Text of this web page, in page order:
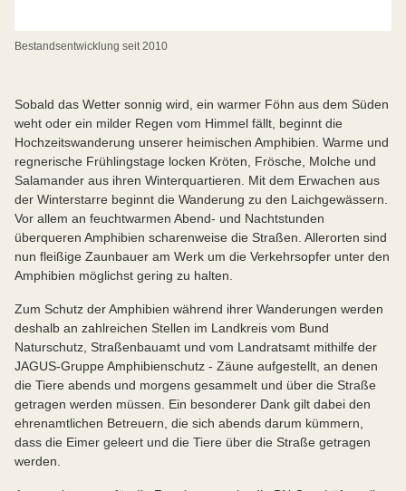
Bestandsentwicklung seit 2010
Sobald das Wetter sonnig wird, ein warmer Föhn aus dem Süden
weht oder ein milder Regen vom Himmel fällt, beginnt die
Hochzeitswanderung unserer heimischen Amphibien. Warme und
regnerische Frühlingstage locken Kröten, Frösche, Molche und
Salamander aus ihren Winterquartieren. Mit dem Erwachen aus
der Winterstarre beginnt die Wanderung zu den Laichgewässern.
Vor allem an feuchtwarmen Abend- und Nachtstunden
überqueren Amphibien scharenweise die Straßen. Allerorten sind
nun fleißige Zaunbauer am Werk um die Verkehrsopfer unter den
Amphibien möglichst gering zu halten.
Zum Schutz der Amphibien während ihrer Wanderungen werden
deshalb an zahlreichen Stellen im Landkreis vom Bund
Naturschutz, Straßenbauamt und vom Landratsamt mithilfe der
JAGUS-Gruppe Amphibienschutz - Zäune aufgestellt, an denen
die Tiere abends und morgens gesammelt und über die Straße
getragen werden müssen. Ein besonderer Dank gilt dabei den
ehrenamtlichen Betreuern, die sich abends darum kümmern,
dass die Eimer geleert und die Tiere über die Straße getragen
werden.